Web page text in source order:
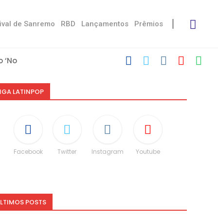
de Sanremo RBD Lançamentos Prêmios
Stress’
LATINPOP
Facebook Twitter Instagram Youtube
POSTS